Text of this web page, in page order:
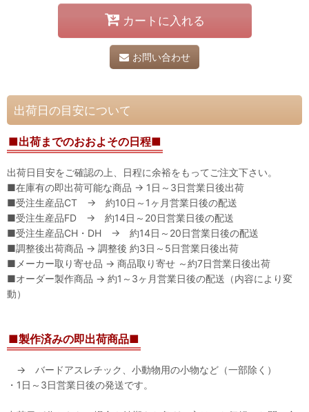
カートに入れる
お問い合わせ
出荷日の目安について
■出荷までのおおよその日程■
出荷日目安をご確認の上、日程に余裕をもってご注文下さい。
■在庫有の即出荷可能な商品 → 1日～3日営業日後出荷
■受注生産品CT → 約10日～1ヶ月営業日後の配送
■受注生産品FD → 約14日～20日営業日後の配送
■受注生産品CH・DH → 約14日～20日営業日後の配送
■調整後出荷商品 → 調整後 約3日～5日営業日後出荷
■メーカー取り寄せ品 → 商品取り寄せ ～約7日営業日後出荷
■オーダー製作商品 → 約1～3ヶ月営業日後の配送（内容により変
動）
■製作済みの即出荷商品■
→ バードアスレチック、小動物用の小物など（一部除く）
・1日～3日営業日後の発送です。